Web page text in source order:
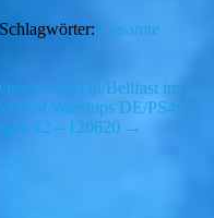
Schlagwörter: Gesamte
– Fiji/Bellfast im
of Warships DE/PS4:
#2 – 120620 →